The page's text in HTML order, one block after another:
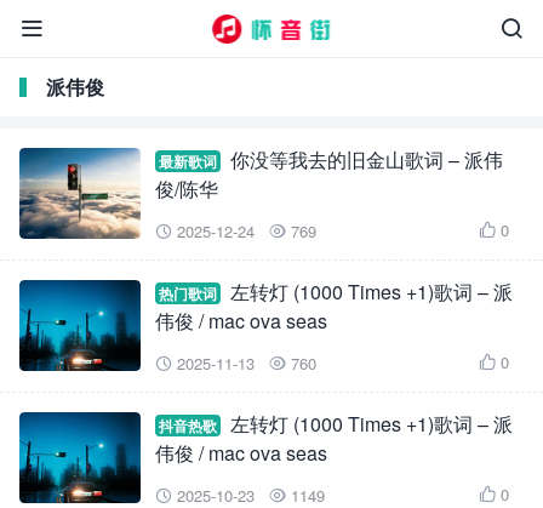


派伟俊
最新歌词
你没等我去的旧金山歌词 – 派伟
俊/陈华
 2025-12-24  769  0
热门歌词
左转灯 (1000 Times +1)歌词 – 派
伟俊 / mac ova seas
 2025-11-13  760  0
抖音热歌
左转灯 (1000 Times +1)歌词 – 派
伟俊 / mac ova seas
 2025-10-23  1149  0